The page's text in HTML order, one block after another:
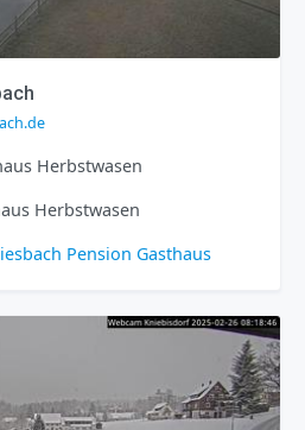
Herbstwasen
Herbstwasen
Pension Gasthaus